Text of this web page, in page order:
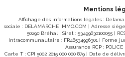
(52) Classe climat : A (1)
annuelles d'énergie pour un
844€/an Prix moyens des énergies indexés sur les années
2021, 2022 et 2023
informations sur les risques
sont disponibles sur
www.georisques.gouv.fr"
Mentions
Affichage des informations légales :
sociale : DELAMARCHE IMMO.COM | Adresse
50290 Bréhal | Siret : 53499630100055 |
Intracommunautaire : FR46534996301 | Forme
Assurance RCP : POLICE
Carte T : CPI 5002 2015 000 000 879 | Date de